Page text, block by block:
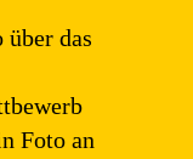
das
Foto an